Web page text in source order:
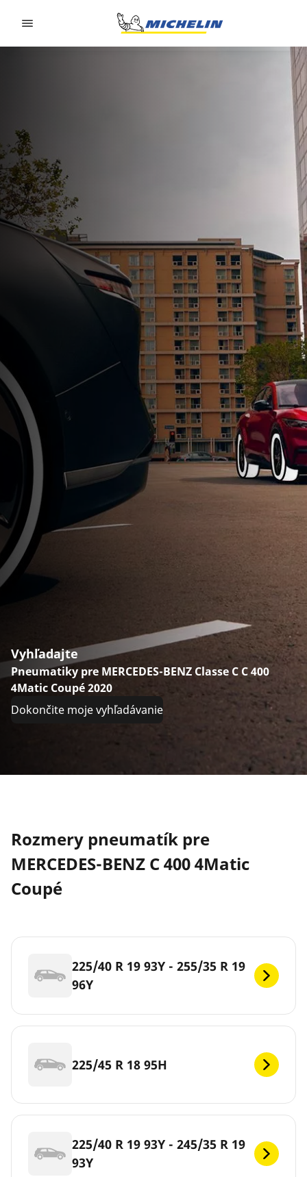
Vyhľadajte
Pneumatiky pre MERCEDES-BENZ Classe C C 400
4Matic Coupé 2020
Dokončite moje vyhľadávanie
Rozmery pneumatík pre
MERCEDES-BENZ C 400 4Matic
Coupé
225/40 R 19 93Y - 255/35 R 19
96Y
225/45 R 18 95H
225/40 R 19 93Y - 245/35 R 19
93Y